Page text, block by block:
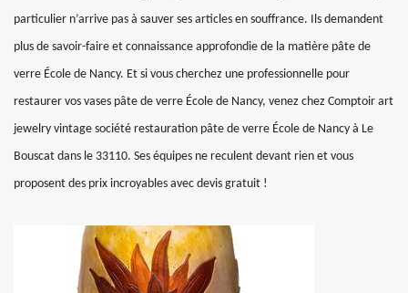
particulier n’arrive pas à sauver ses articles en souffrance. Ils demandent
plus de savoir-faire et connaissance approfondie de la matière pâte de
verre École de Nancy. Et si vous cherchez une professionnelle pour
restaurer vos vases pâte de verre École de Nancy, venez chez Comptoir art
jewelry vintage société restauration pâte de verre École de Nancy à Le
Bouscat dans le 33110. Ses équipes ne reculent devant rien et vous
proposent des prix incroyables avec devis gratuit !